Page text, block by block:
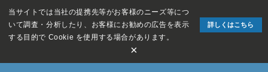
当サイトでは当社の提携先等がお客様のニーズ等につ
いて調査・分析したり、お客様にお勧めの広告を表示
する目的で Cookie を使用する場合があります。
詳しくはこちら
×